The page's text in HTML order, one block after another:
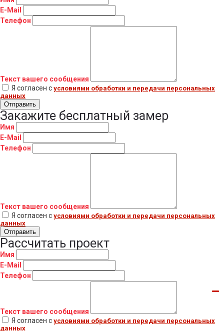
E-Mail
Телефон
Текст вашего сообщения
Я согласен с условиями обработки и передачи персональных
данных
Отправить
Закажите бесплатный замер
Имя
E-Mail
Телефон
Текст вашего сообщения
Я согласен с условиями обработки и передачи персональных
данных
Отправить
Рассчитать проект
Имя
E-Mail
Телефон
Текст вашего сообщения
Я согласен с условиями обработки и передачи персональных
данных